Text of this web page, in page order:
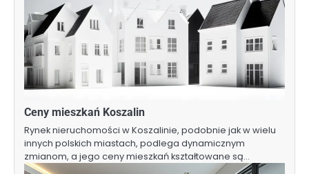
Ceny mieszkań Koszalin
Rynek nieruchomości w Koszalinie, podobnie jak w wielu
innych polskich miastach, podlega dynamicznym
zmianom, a jego ceny mieszkań kształtowane są…